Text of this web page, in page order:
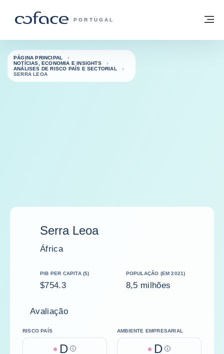
COFACE FOR TRADE - HOMEPAGE DO
PORTUGAL
Voltar à página principal
PÁGINA PRINCIPAL
NOTÍCIAS, ECONOMIA E INSIGHTS
ANÁLISES DE RISCO PAÍS E SECTORIAL
SERRA LEOA
Serra Leoa
África
PIB PER CAPITA ($)
$754.3
POPULAÇÃO (EM 2021)
8,5 milhões
Avaliação
RISCO PAÍS
D Help
AMBIENTE EMPRESARIAL
D Help